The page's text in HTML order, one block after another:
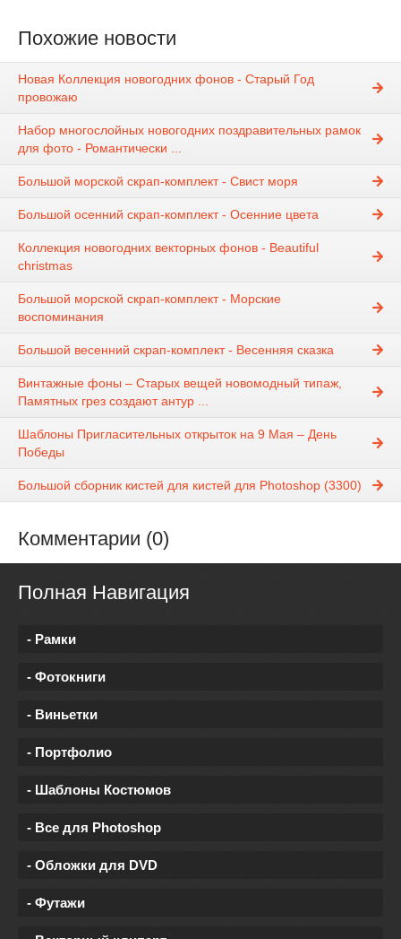
Похожие новости
Новая Коллекция новогодних фонов - Старый Год
провожаю
Набор многослойных новогодних поздравительных рамок
для фото - Романтически ...
Большой морской скрап-комплект - Свист моря
Большой осенний скрап-комплект - Осенние цвета
Коллекция новогодних векторных фонов - Beautiful
christmas
Большой морской скрап-комплект - Морские
воспоминания
Большой весенний скрап-комплект - Весенняя сказка
Винтажные фоны – Старых вещей новомодный типаж,
Памятных грез создают антур ...
Шаблоны Пригласительных открыток на 9 Мая – День
Победы
Большой сборник кистей для кистей для Photoshop (3300)
Комментарии (0)
Полная Навигация
- Рамки
- Фотокниги
- Виньетки
- Портфолио
- Шаблоны Костюмов
- Все для Photoshop
- Обложки для DVD
- Футажи